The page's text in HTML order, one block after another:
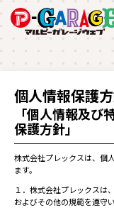
個人情報保護
「個人情報及び
保護方針」
株式会社プレックスは、個
ます。
１．株式会社プレックスは
およびその他の規範を遵守